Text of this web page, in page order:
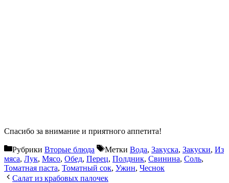
Спасибо за внимание и приятного аппетита!
Рубрики Вторые блюда Метки Вода, Закуска, Закуски, Из
мяса, Лук, Мясо, Обед, Перец, Полдник, Свинина, Соль,
Томатная паста, Томатный сок, Ужин, Чеснок
Салат из крабовых палочек